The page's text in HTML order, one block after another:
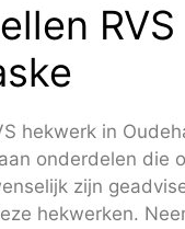
RVS
hekwerk in
onderdelen die
zijn
hekwerken.